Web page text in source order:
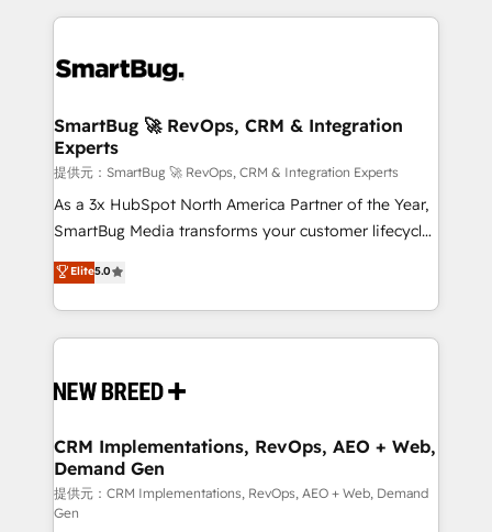
tune-ups, feature rollouts, adoption coaching. Buying
HubSpot, switching to it, or reviving a stale portal?
We are built for the work.
トを組み込んだ顧客フロント業務（マーケティング・営
ィブ・エージェンシーです。事業部・グループ会社・部
を、CRMを軸とした全社共通基盤に再構築します。意
思決定者・PMO・現場担当者に並走します。 1️⃣
HubSpot導入・活用支援 顧客データの一元化から、
GTMの見える化・自動化まで。全Hub統合運用、デー
タ品質設計、グループ横断のCRM統合に対応します。
の一部をAIが自律実行する組織への移行を設計・実装。
Breeze・Claude等をHubSpotと連携させ、役割定義・
革を、構想から実装・定着までPMOとして主導。「設
の統合・浸透・変革管理を実行します。 ▸ CMS戦略設
計・構築：リード獲得・CVR・SEOを前提にした情報設
計・導線設計・テンプレート設計をContent Hubで一体
提供。 ▸ 既存CRM・MAからの移行支援：Salesforce・
SmartBug 🚀 RevOps, CRM & Integration
Experts
提供元：SmartBug 🚀 RevOps, CRM & Integration Experts
As a 3x HubSpot North America Partner of the Year,
SmartBug Media transforms your customer lifecycle
into a revenue engine. Our unified ecosystem
includes specialized divisions Globalia (AI &
Software) and Point Success Media (Paid Media),
making this the official home for all three brands. 🔄
and system integrations powered by Globalia’s
trainers to drive platform adoption. 📈 Revenue
Generation - Full-funnel marketing and high-
performance advertising via Point Success Media. -
Expert deployment of Breeze AI and custom agents
Elite5.0
CRM Implementations, RevOps, AEO + Web,
Demand Gen
提供元：CRM Implementations, RevOps, AEO + Web, Demand
Gen